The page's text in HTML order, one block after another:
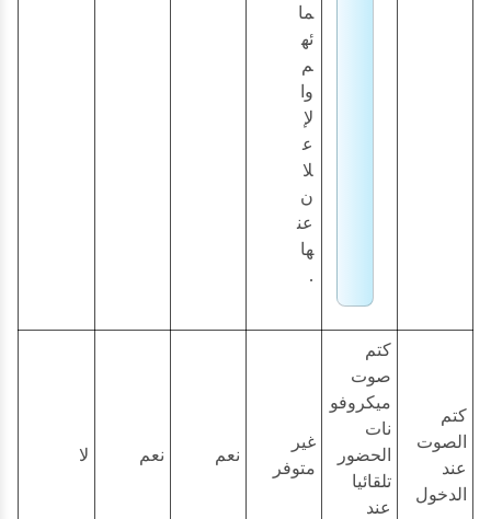
ما
ئه
م
وا
لإ
ع
لا
ن
عن
ها
.
كتم
الصوت
عند
الدخول
كتم
صوت
ميكروفو
نات
الحضور
تلقائيا
عند
غير
متوفر
نعم نعم لا